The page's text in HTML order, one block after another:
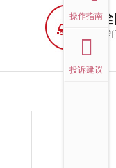
操作指南
投诉建议